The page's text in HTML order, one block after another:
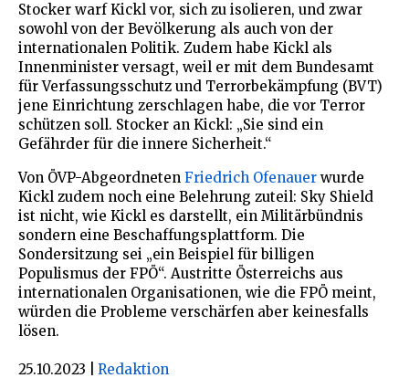
Stocker warf Kickl vor, sich zu isolieren, und zwar
sowohl von der Bevölkerung als auch von der
internationalen Politik. Zudem habe Kickl als
Innenminister versagt, weil er mit dem Bundesamt
für Verfassungsschutz und Terrorbekämpfung (BVT)
jene Einrichtung zerschlagen habe, die vor Terror
schützen soll. Stocker an Kickl: „Sie sind ein
Gefährder für die innere Sicherheit.“
Von ÖVP-Abgeordneten Friedrich Ofenauer wurde
Kickl zudem noch eine Belehrung zuteil: Sky Shield
ist nicht, wie Kickl es darstellt, ein Militärbündnis
sondern eine Beschaffungsplattform. Die
Sondersitzung sei „ein Beispiel für billigen
Populismus der FPÖ“. Austritte Österreichs aus
internationalen Organisationen, wie die FPÖ meint,
würden die Probleme verschärfen aber keinesfalls
lösen.
25.10.2023 Redaktion